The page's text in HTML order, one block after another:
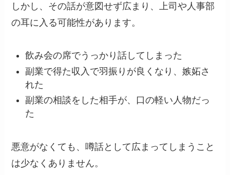
しかし、その話が意図せず広まり、上司や人事部
の耳に入る可能性があります。
飲み会の席でうっかり話してしまった
副業で得た収入で羽振りが良くなり、嫉妬さ
れた
副業の相談をした相手が、口の軽い人物だっ
た
悪意がなくても、噂話として広まってしまうこと
は少なくありません。